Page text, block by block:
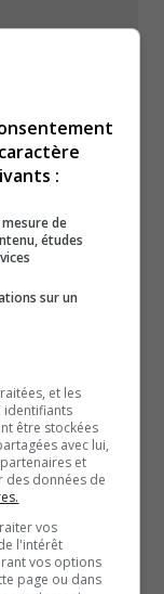
encadrer
affirmé être
et cette
croient que la
être encadrée
a présenté le
:
de
études
sur un
et les
identifiants
être stockées
avec lui,
et
des données de
vos
l'intérêt
vos options
page ou dans